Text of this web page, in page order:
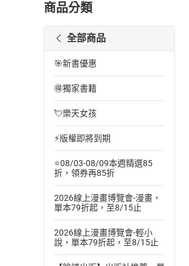
商品分類
全部商品
🎯新書優惠
🉐獨家書籍
💘樂天女孩
⚡版權即將到期
⭐08/03-08/09本週精選85
折，領券再85折
2026線上漫畫博覽會-漫畫，
單本79折起，至8/15止
2026線上漫畫博覽會-輕小
說，單本79折起，至8/15止